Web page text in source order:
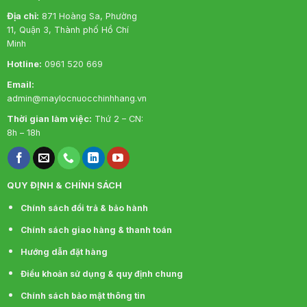
phù hợp với việc chứa nước sinh hoạt cho hộ gia
đình, toà nhà văn phòng, nhà hàng, khách sạn…
KHUẨN THE PALM CỦA WAVELIFE
✅ Công Nghệ Kháng Khuẩn Zeomic Từ
Nhật Bản – Bảo Vệ Sức Khỏe Gia Đình
Địa chỉ: 871 Hoàng Sa, Phường
11, Quận 3, Thành phố Hồ Chí
Minh
Hotline: 0961 520 669
Email:
admin@maylocnuocchinhhang.vn
Thời gian làm việc: Thứ 2 – CN:
8h – 18h
QUY ĐỊNH & CHÍNH SÁCH
Chính sách đổi trả & bảo hành
Chính sách giao hàng & thanh toán
Hướng dẫn đặt hàng
Điều khoản sử dụng & quy định chung
Chính sách bảo mật thông tin